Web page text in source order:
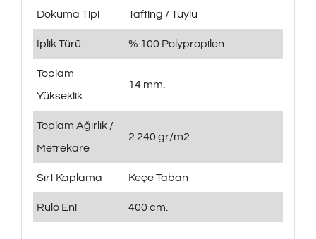
Dokuma Tipi Tafting / Tüylü
İplik Türü % 100 Polypropilen
Toplam
Yükseklik
14 mm.
Toplam Ağırlık /
Metrekare
2.240 gr/m2
Sırt Kaplama Keçe Taban
Rulo Eni 400 cm.